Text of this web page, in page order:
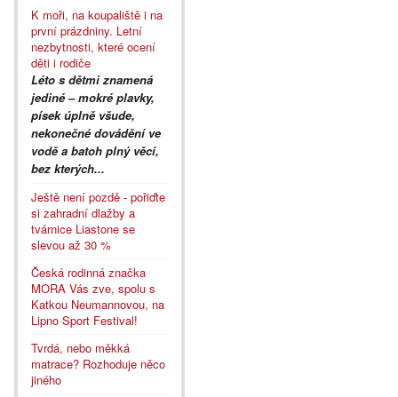
K moři, na koupaliště i na
první prázdniny. Letní
nezbytnosti, které ocení
děti i rodiče
Léto s dětmi znamená
jediné – mokré plavky,
písek úplně všude,
nekonečné dovádění ve
vodě a batoh plný věcí,
bez kterých...
Ještě není pozdě - pořiďte
si zahradní dlažby a
tvárnice Liastone se
slevou až 30 %
Česká rodinná značka
MORA Vás zve, spolu s
Katkou Neumannovou, na
Lipno Sport Festival!
Tvrdá, nebo měkká
matrace? Rozhoduje něco
jiného